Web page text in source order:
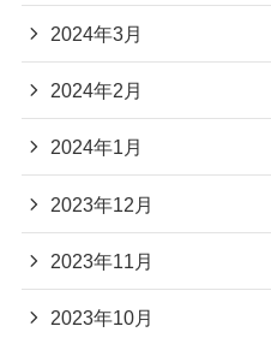
2024年3月
2024年2月
2024年1月
2023年12月
2023年11月
2023年10月